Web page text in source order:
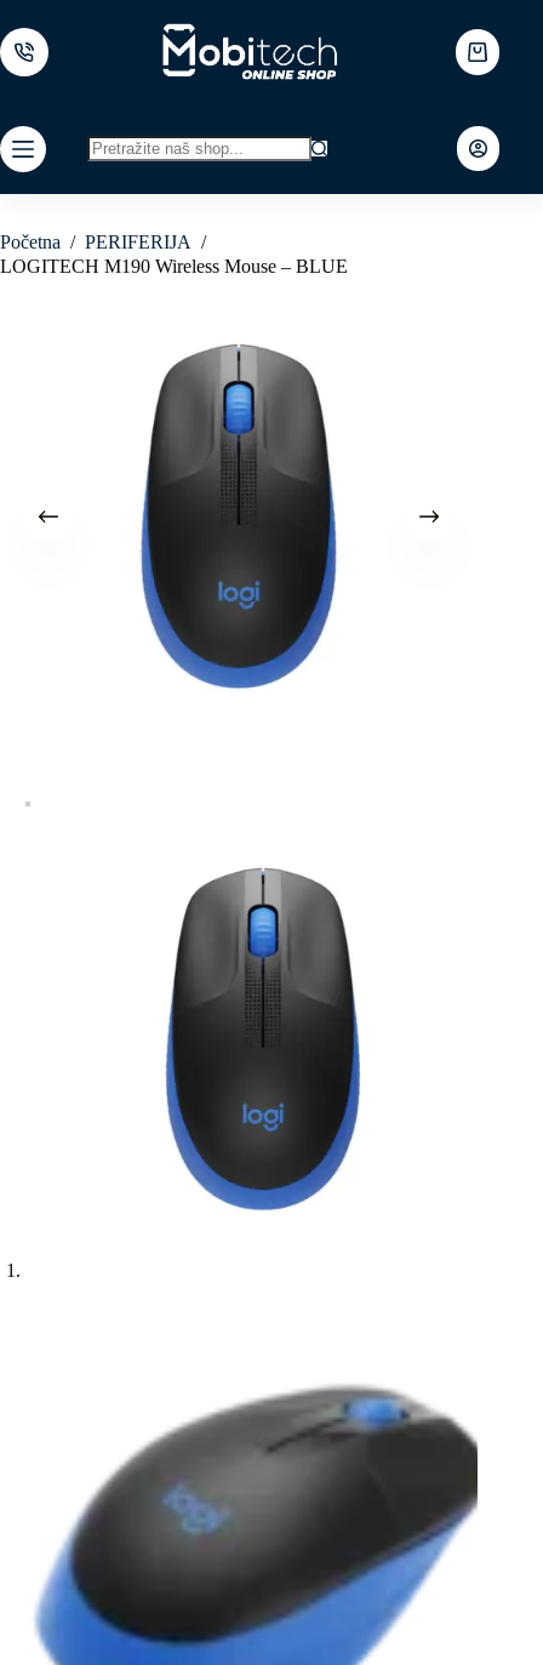
to
content
Shopping
cart
results
Početna / PERIFERIJA /
LOGITECH M190 Wireless Mouse – BLUE